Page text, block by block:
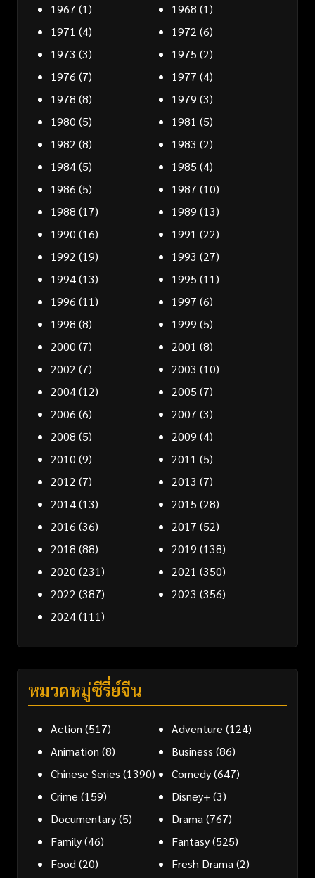
1967 (1) 1968 (1)
1971 (4) 1972 (6)
1973 (3) 1975 (2)
1976 (7) 1977 (4)
1978 (8) 1979 (3)
1980 (5) 1981 (5)
1982 (8) 1983 (2)
1984(5) 1985 (4)
1986 (5) 1987 (10)
1988 (17) 1989 (13)
1990 (16) 1991 (22)
1992 (19) 1993 (27)
1994(13) 1995 (11)
1996 (11) 1997 (6)
1998 (8) 1999 (5)
2000 (7) 2001 (8)
2002 (7) 2003 (10)
2004(12) 2005 (7)
2006 (6) 2007 (3)
2008 (5) 2009 (4)
2010 (9) 2011 (5)
2012 (7) 2013 (7)
2014(13) 2015 (28)
2016 (36) 2017 (52)
2018 (88) 2019 (138)
2020 (231) 2021 (350)
2022 (387) 2023 (356)
2024(111)
หมวดหมู่ซีรี่ย์จีน
Action (517) Adventure (124)
Animation (8) Business (86)
Chinese Series (1390) Comedy(647)
Crime (159) Disney+ (3)
Documentary(5) Drama(767)
Family(46) Fantasy(525)
Food(20) Fresh Drama(2)